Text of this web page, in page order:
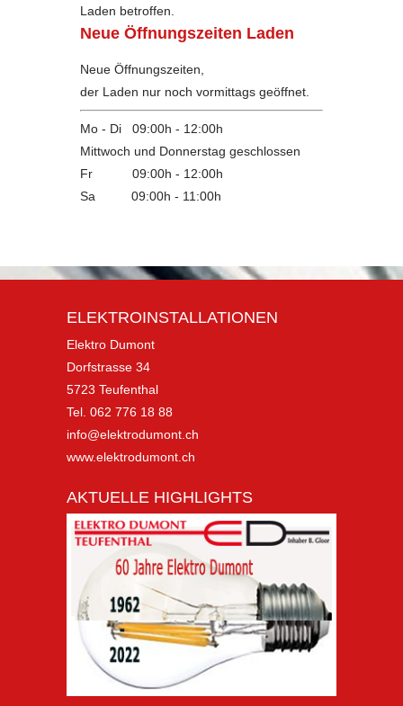
Laden betroffen.
Neue Öffnungszeiten Laden
Neue Öffnungszeiten,
der Laden nur noch vormittags geöffnet.
Mo - Di 09:00h - 12:00h
Mittwoch und Donnerstag geschlossen
Fr 09:00h - 12:00h
Sa
09:00h - 11:00h
ELEKTROINSTALLATIONEN
Elektro Dumont
Dorfstrasse 34
5723 Teufenthal
Tel. 062 776 18 88
info@elektrodumont.ch
www.elektrodumont.ch
AKTUELLE HIGHLIGHTS